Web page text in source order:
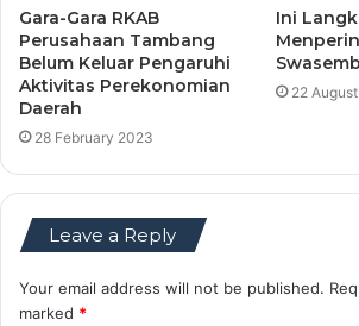
Gara-Gara RKAB
Perusahaan Tambang
Belum Keluar Pengaruhi
Aktivitas Perekonomian
Daerah
28 February 2023
Ini
22
Leave a Reply
Your email address will not be published.
marked *